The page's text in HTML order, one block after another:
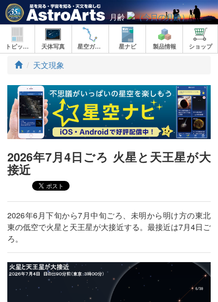
月齢
トピックス 天体写真 星空ガイド 星ナビ 製品情報 ショップ
ト
プ
天文現象
2026年7月4日ごろ 火星と天王星が大
接近
2026年6月下旬から7月中旬ごろ、未明から明け方の東北
東の低空で火星と天王星が大接近する。最接近は7月4日ご
ろ。